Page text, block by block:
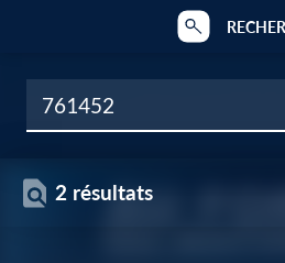
2 résultats